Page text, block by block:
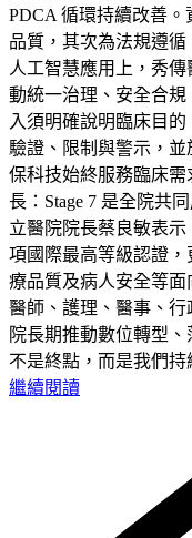
PDCA 循環持續改善
品質，其次為法規遵
人工智慧應用上，秀
動統一治理、安全合
入須明確說明臨床目
驗證、限制與警示，
保科技始終服務臨床
長：Stage 7 是全院共
立醫院院長蔡良敏表示
項國際最高等級認證
療品質及病人安全等
醫師、護理、醫事、
院長期推動數位轉型
不是終點，而是我們持
繼續閱讀